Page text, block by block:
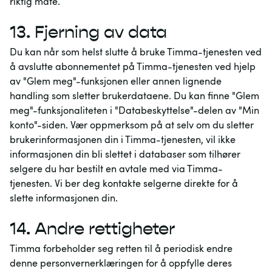
13. Fjerning av data
Du kan når som helst slutte å bruke Timma-tjenesten ved
å avslutte abonnementet på Timma-tjenesten ved hjelp
av "Glem meg"-funksjonen eller annen lignende
handling som sletter brukerdataene. Du kan finne "Glem
meg"-funksjonaliteten i "Databeskyttelse"-delen av "Min
konto"-siden. Vær oppmerksom på at selv om du sletter
brukerinformasjonen din i Timma-tjenesten, vil ikke
informasjonen din bli slettet i databaser som tilhører
selgere du har bestilt en avtale med via Timma-
tjenesten. Vi ber deg kontakte selgerne direkte for å
slette informasjonen din.
14. Andre rettigheter
Timma forbeholder seg retten til å periodisk endre
denne personvernerklæringen for å oppfylle deres